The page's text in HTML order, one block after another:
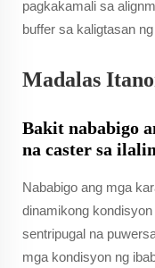
pagkakamali sa
buffer sa kaligtasan
Madalas
Bakit nababigo
na caster sa
Nababigo ang mga
dinamikong
sentripugal na
mga kondisyon ng